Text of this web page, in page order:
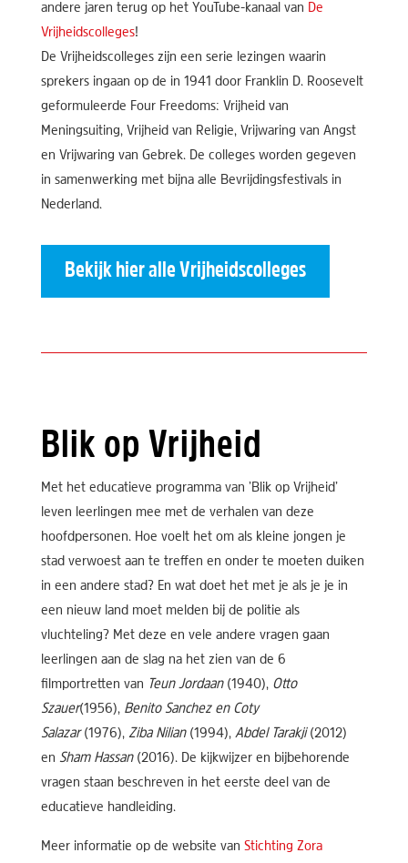
andere jaren terug op het YouTube-kanaal van De
Vrijheidscolleges!
De Vrijheidscolleges zijn een serie lezingen waarin
sprekers ingaan op de in 1941 door Franklin D. Roosevelt
geformuleerde Four Freedoms: Vrijheid van
Meningsuiting, Vrijheid van Religie, Vrijwaring van Angst
en Vrijwaring van Gebrek. De colleges worden gegeven
in samenwerking met bijna alle Bevrijdingsfestivals in
Nederland.
Bekijk hier alle Vrijheidscolleges
Blik op Vrijheid
Met het educatieve programma van ’Blik op Vrijheid’
leven leerlingen mee met de verhalen van deze
hoofdpersonen. Hoe voelt het om als kleine jongen je
stad verwoest aan te treffen en onder te moeten duiken
in een andere stad? En wat doet het met je als je je in
een nieuw land moet melden bij de politie als
vluchteling? Met deze en vele andere vragen gaan
leerlingen aan de slag na het zien van de 6
filmportretten van Teun Jordaan(1940), Otto
Szauer(1956), Benito Sanchez en Coty
Salazar(1976), Ziba Nilian(1994), Abdel Tarakji(2012)
en Sham Hassan(2016). De kijkwijzer en bijbehorende
vragen staan beschreven in het eerste deel van de
educatieve handleiding.
Meer informatie op de website van Stichting Zora